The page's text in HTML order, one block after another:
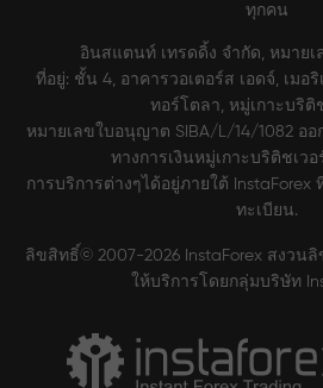
ทุกคน
อินสแตนท์ เทรดดิ้ง จำกัด, หมายเล
ที่อยู่: ชั้น 4, อาคารวอเตอร์ส เอดจ์, เมอ
ทอร์โตลา, หมู่เกาะบริติ
หมายเลขใบอนุญาต SIBA/L/14/1082 อ
ทางการเงินหมู่เกาะบริติชเวอ
การบริการต่างๆได้อยู่ภายใต้ InstaForex
ทะเบียน.
ลิขสิทธิ์© 2007-2026 InstaForex สงวน
ให้บริการโดยกลุ่มบริษัท